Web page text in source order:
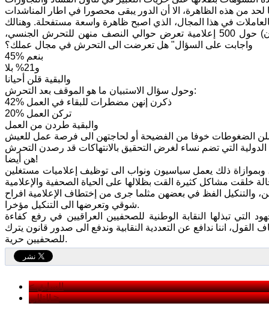
في هذا المجال، الذي اصبح ظاهرة واسعة مستفحلة. وهنالك
ضغط واضح على العنصر النسوي في الساحة الإعلامية. وقد بينت دراسة (استبيان) حول 500 إعلامية تعرض حوالي النصف منهن للتحرش الجنسي،
واجابت على السؤال" هل تعرضت الى التحرش في مجال عملك؟
45% بنعم
و21% بلا
والبقية قلن أحيانا
وحول سؤال الاستبيان ما هو الموقف بعد التحرش:
42% ذكرن إنهن مضطرات للبقاء في العمل
20% تركن العمل
والبقية طردن من العمل
التي تضم نساء لغرض التحقيق بالانتهاكات قد رصدن التحرش
هن أيضا!
وبموازاة ذلك يعمل سياسيون ونواب الى توظيف إعلاميات مستغلين
والتنكيل الفظ في بعضهن مثلما جرى من إختطاف الإعلامية افراح
شوقي وتعرضها الى التنكيل مؤخرا.
التي تبذلها النقابة الوطنية للصحفيين العراقيين في رفع كفاءة
اننا ندافع عن التعددية النقابية وندفع الى صدور قانون يترك
للصحفيين حرية.
< السابق
التالي >